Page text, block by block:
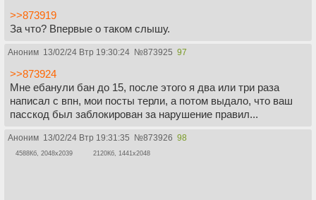
>>873919
За что? Впервые о таком слышу.
Аноним 13/02/24 Втр 19:30:24 №873925 97
>>873924
Мне ебанули бан до 15, после этого я два или три раза
написал с впн, мои посты терли, а потом выдало, что ваш
пасскод был заблокирован за нарушение правил...
Аноним 13/02/24 Втр 19:31:35 №873926 98
4588Кб, 2048x2039 2120Кб, 1441x2048